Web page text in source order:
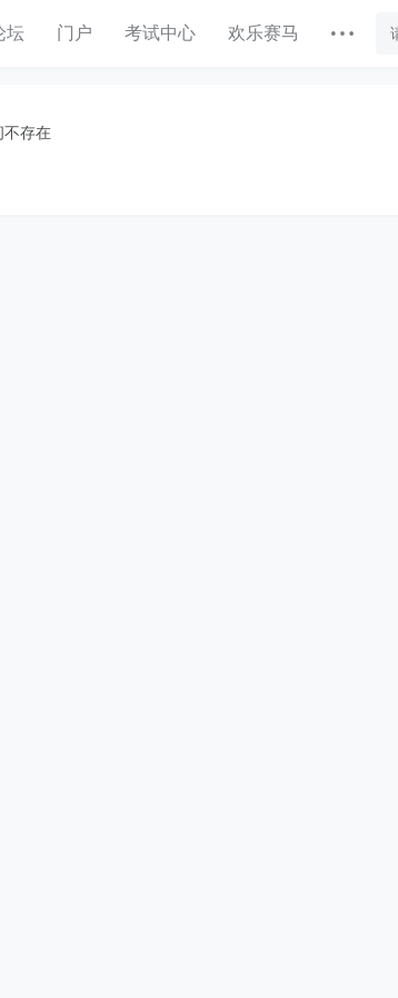
坛 门户 考试中心 欢乐赛马
不存在